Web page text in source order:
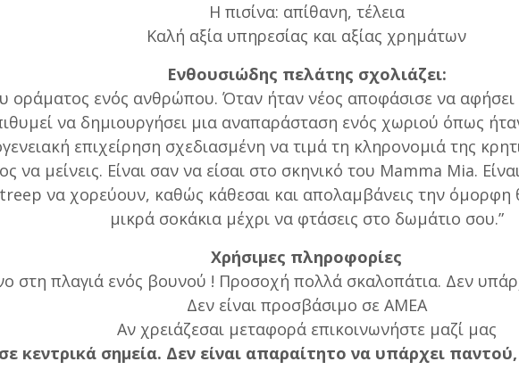
Η πισίνα: απίθανη, τέλεια
Καλή αξία υπηρεσίας και αξίας χρημάτων
Ενθουσιώδης πελάτης σχολιάζει:
οράματος ενός ανθρώπου. Όταν ήταν νέος αποφάσισε να
να δημιουργήσει μια αναπαράσταση ενός χωριού όπως
επιχείρηση σχεδιασμένη να τιμά τη κληρονομιά της
να μείνεις. Είναι σαν να είσαι στο σκηνικό του Mamma Mia.
να χορεύουν, καθώς κάθεσαι και απολαμβάνεις την όμορφη
μικρά σοκάκια μέχρι να φτάσεις στο δωμάτιο σου.”
Χρήσιμες πληροφορίες
στη πλαγιά ενός βουνού ! Προσοχή πολλά σκαλοπάτια. Δεν
Δεν είναι προσβάσιμο σε ΑΜΕΑ
Αν χρειάζεσαι μεταφορά επικοινωνήστε μαζί μας
κεντρικά σημεία. Δεν είναι απαραίτητο να υπάρχει